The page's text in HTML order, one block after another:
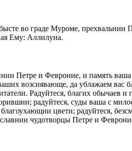
во граде Муроме, прехвальнии
Ему: Аллилуиа.
Петре и Февроние, и память
возсиявающе, да ублажаем вас
Радуйтеся, благих обычаев и
радуйтеся, суды ваша с
цвети; радуйтеся,
чудотворцы Петре и